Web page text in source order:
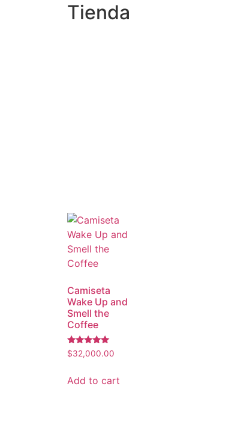
Tienda
Camiseta
Wake Up and
Smell the
Coffee
Rated
5.00
$32,000.00
Add to cart